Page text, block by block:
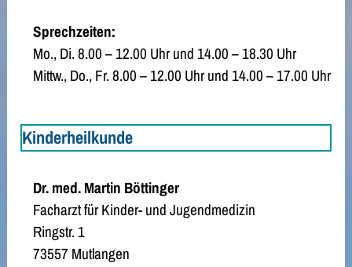
Sprechzeiten:
Mo., Di. 8.00 – 12.00 Uhr und 14.00 – 18.30 Uhr
Mittw., Do., Fr. 8.00 – 12.00 Uhr und 14.00 – 17.00 Uhr
Kinderheilkunde
Dr. med. Martin Böttinger
Facharzt für Kinder- und Jugendmedizin
Ringstr. 1
73557 Mutlangen